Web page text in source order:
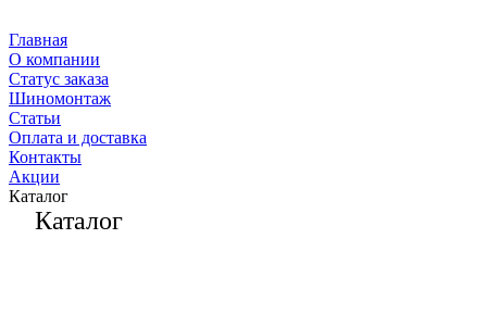
Главная
О компании
Статус заказа
Шиномонтаж
Статьи
Оплата и доставка
Контакты
Акции
Каталог
Каталог